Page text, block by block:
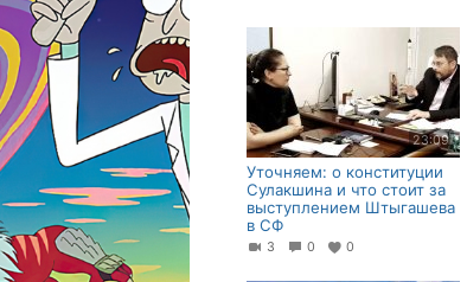
23:09
Уточняем: о конституции
Сулакшина и что стоит за
выступлением Штыгашева
в СФ
3 0 0